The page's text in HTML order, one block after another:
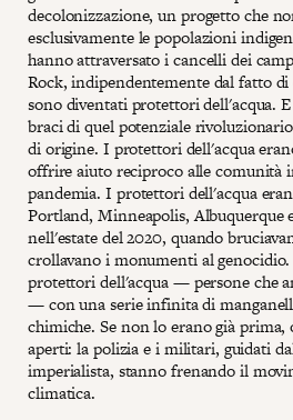
decolonizzazione, un progetto che
esclusivamente le popolazioni
hanno attraversato i cancelli dei
Rock, indipendentemente dal fatto
sono diventati protettori dell'acqua.
braci di quel potenziale
di origine. I protettori dell'acqua
offrire aiuto reciproco alle comunità
pandemia. I protettori dell'acqua
Portland, Minneapolis, Albuquerque
nell'estate del 2020, quando
crollavano i monumenti al
protettori dell'acqua — persone che
— con una serie infinita di
chimiche. Se non lo erano già
aperti: la polizia e i militari, guidati
imperialista, stanno frenando il
climatica.